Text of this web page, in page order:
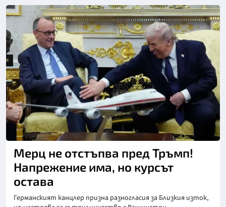
Снимка: ДПА
Мерц не отстъпва пред Тръмп!
Напрежение има, но курсът
остава
Германският канцлер призна разногласия за Близкия изток,